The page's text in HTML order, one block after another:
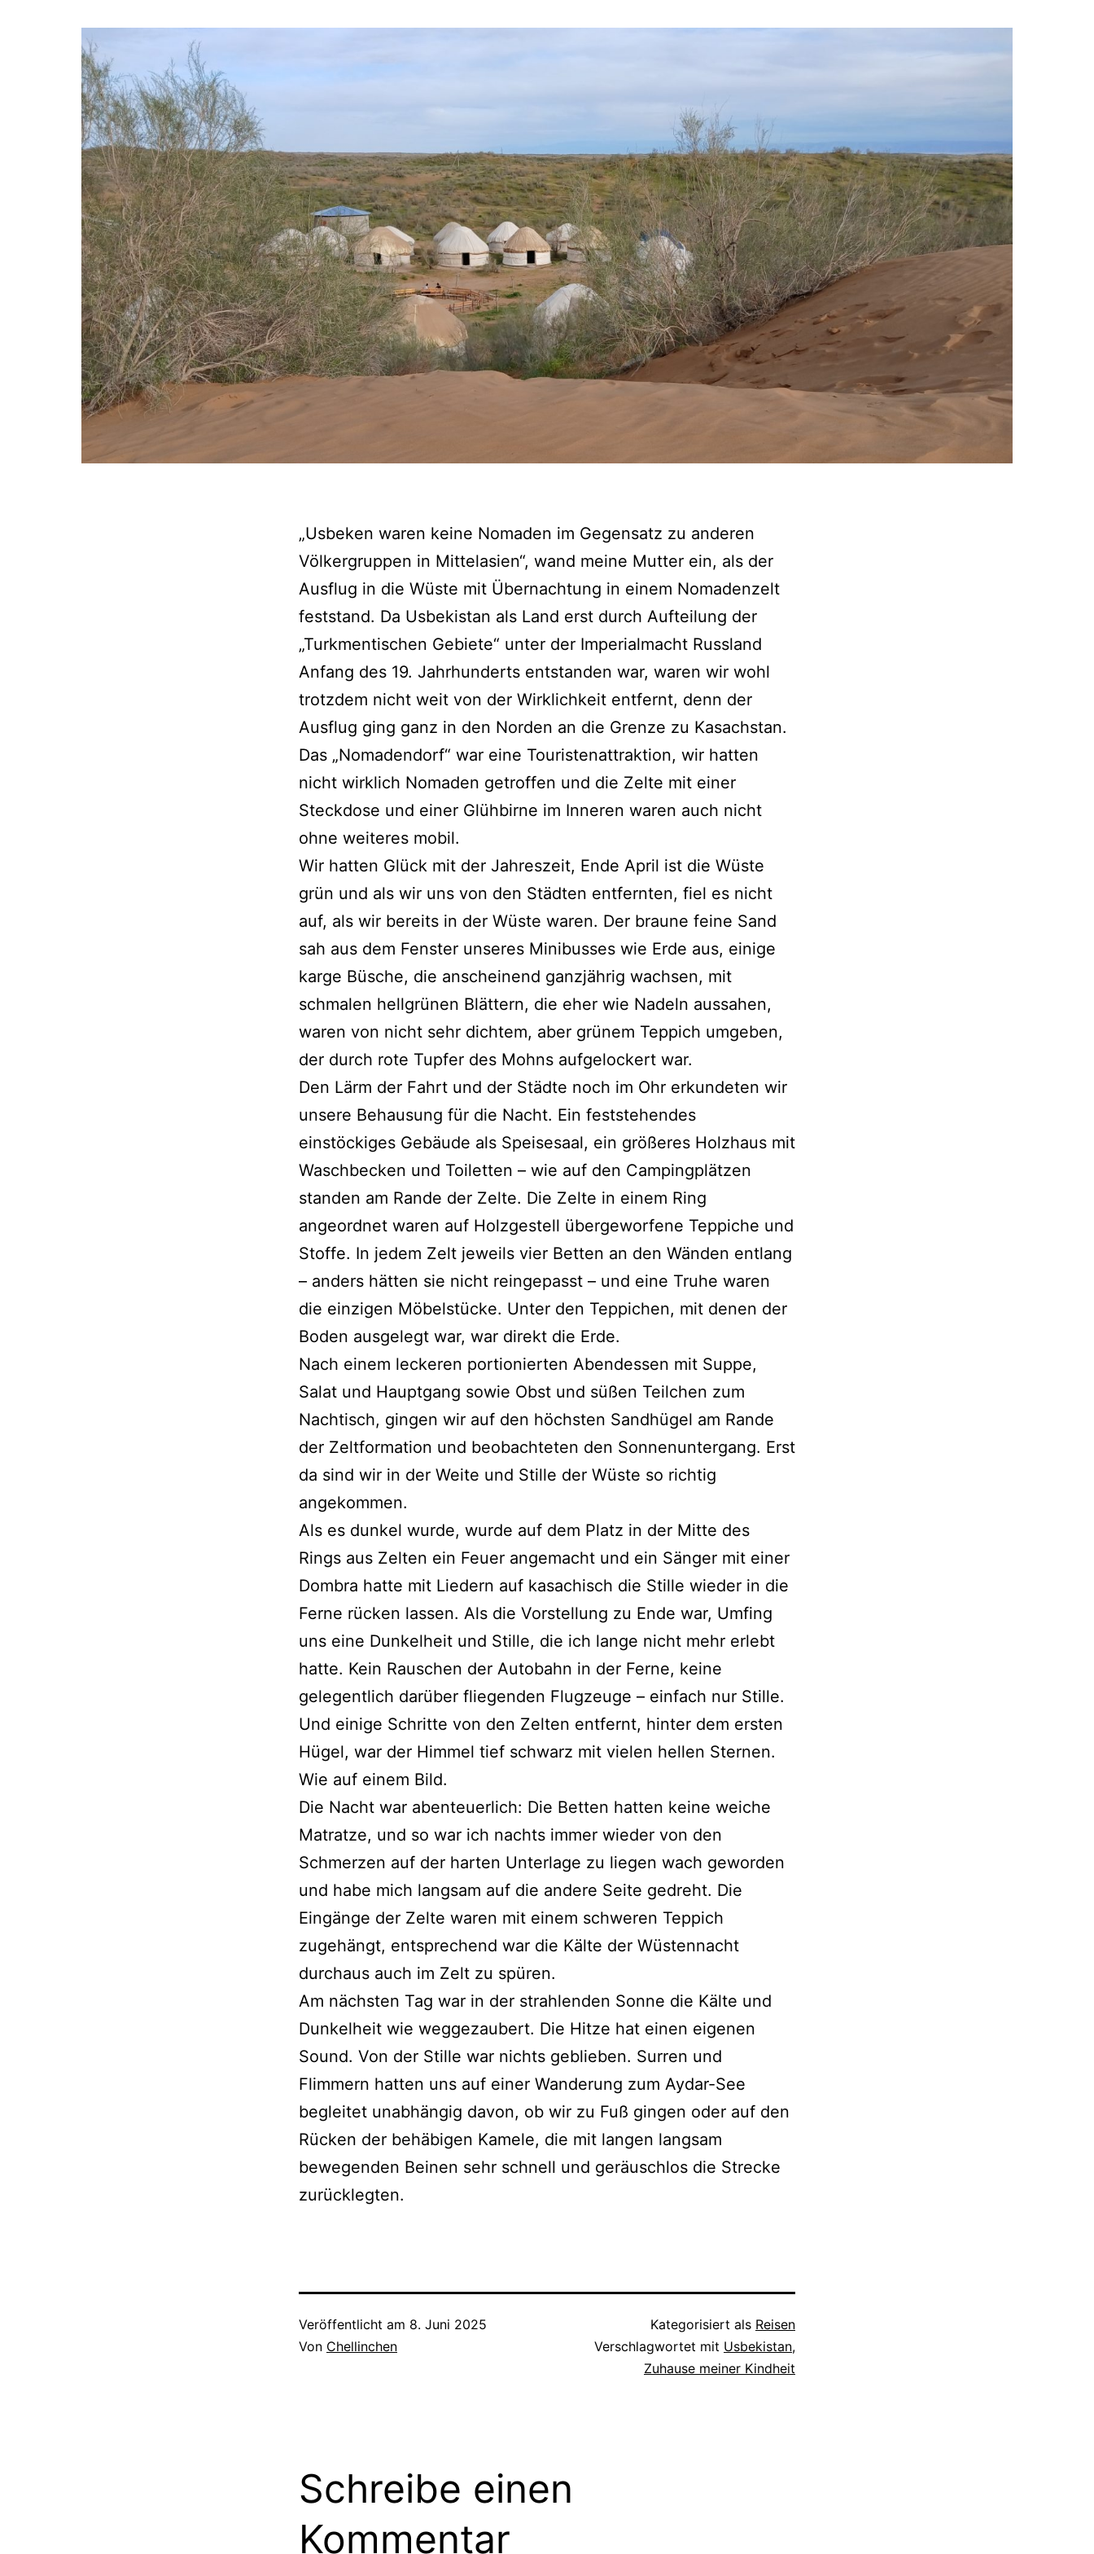
„Usbeken waren keine Nomaden im Gegensatz zu anderen
Völkergruppen in Mittelasien“, wand meine Mutter ein, als der
Ausflug in die Wüste mit Übernachtung in einem Nomadenzelt
feststand. Da Usbekistan als Land erst durch Aufteilung der
„Turkmentischen Gebiete“ unter der Imperialmacht Russland
Anfang des 19. Jahrhunderts entstanden war, waren wir wohl
trotzdem nicht weit von der Wirklichkeit entfernt, denn der
Ausflug ging ganz in den Norden an die Grenze zu Kasachstan.
Das „Nomadendorf“ war eine Touristenattraktion, wir hatten
nicht wirklich Nomaden getroffen und die Zelte mit einer
Steckdose und einer Glühbirne im Inneren waren auch nicht
ohne weiteres mobil.
Wir hatten Glück mit der Jahreszeit, Ende April ist die Wüste
grün und als wir uns von den Städten entfernten, fiel es nicht
auf, als wir bereits in der Wüste waren. Der braune feine Sand
sah aus dem Fenster unseres Minibusses wie Erde aus, einige
karge Büsche, die anscheinend ganzjährig wachsen, mit
schmalen hellgrünen Blättern, die eher wie Nadeln aussahen,
waren von nicht sehr dichtem, aber grünem Teppich umgeben,
der durch rote Tupfer des Mohns aufgelockert war.
Den Lärm der Fahrt und der Städte noch im Ohr erkundeten wir
unsere Behausung für die Nacht. Ein feststehendes
einstöckiges Gebäude als Speisesaal, ein größeres Holzhaus mit
Waschbecken und Toiletten – wie auf den Campingplätzen
standen am Rande der Zelte. Die Zelte in einem Ring
angeordnet waren auf Holzgestell übergeworfene Teppiche und
Stoffe. In jedem Zelt jeweils vier Betten an den Wänden entlang
– anders hätten sie nicht reingepasst – und eine Truhe waren
die einzigen Möbelstücke. Unter den Teppichen, mit denen der
Boden ausgelegt war, war direkt die Erde.
Nach einem leckeren portionierten Abendessen mit Suppe,
Salat und Hauptgang sowie Obst und süßen Teilchen zum
Nachtisch, gingen wir auf den höchsten Sandhügel am Rande
der Zeltformation und beobachteten den Sonnenuntergang. Erst
da sind wir in der Weite und Stille der Wüste so richtig
angekommen.
Als es dunkel wurde, wurde auf dem Platz in der Mitte des
Rings aus Zelten ein Feuer angemacht und ein Sänger mit einer
Dombra hatte mit Liedern auf kasachisch die Stille wieder in die
Ferne rücken lassen. Als die Vorstellung zu Ende war, Umfing
uns eine Dunkelheit und Stille, die ich lange nicht mehr erlebt
hatte. Kein Rauschen der Autobahn in der Ferne, keine
gelegentlich darüber fliegenden Flugzeuge – einfach nur Stille.
Und einige Schritte von den Zelten entfernt, hinter dem ersten
Hügel, war der Himmel tief schwarz mit vielen hellen Sternen.
Wie auf einem Bild.
Die Nacht war abenteuerlich: Die Betten hatten keine weiche
Matratze, und so war ich nachts immer wieder von den
Schmerzen auf der harten Unterlage zu liegen wach geworden
und habe mich langsam auf die andere Seite gedreht. Die
Eingänge der Zelte waren mit einem schweren Teppich
zugehängt, entsprechend war die Kälte der Wüstennacht
durchaus auch im Zelt zu spüren.
Am nächsten Tag war in der strahlenden Sonne die Kälte und
Dunkelheit wie weggezaubert. Die Hitze hat einen eigenen
Sound. Von der Stille war nichts geblieben. Surren und
Flimmern hatten uns auf einer Wanderung zum Aydar-See
begleitet unabhängig davon, ob wir zu Fuß gingen oder auf den
Rücken der behäbigen Kamele, die mit langen langsam
bewegenden Beinen sehr schnell und geräuschlos die Strecke
zurücklegten.
Veröffentlicht am 8. Juni 2025
Von Chellinchen
Kategorisiert als Reisen
Verschlagwortet mit Usbekistan,
Zuhause meiner Kindheit
Schreibe einen
Kommentar